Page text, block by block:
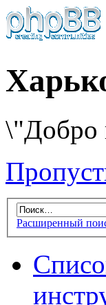
\"Добро
Расширенный